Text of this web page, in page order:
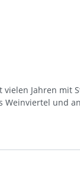
Jahren mit
und